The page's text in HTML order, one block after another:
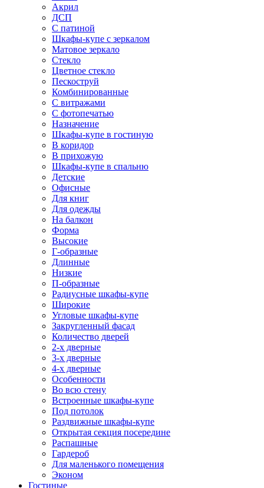
Акрил
ДСП
С патиной
Шкафы-купе с зеркалом
Матовое зеркало
Стекло
Цветное стекло
Пескоструй
Комбинированные
С витражами
С фотопечатью
Назначение
Шкафы-купе в гостиную
В коридор
В прихожую
Шкафы-купе в спальню
Детские
Офисные
Для книг
Для одежды
На балкон
Форма
Высокие
Г-образные
Длинные
Низкие
П-образные
Радиусные шкафы-купе
Широкие
Угловые шкафы-купе
Закругленный фасад
Количество дверей
2-х дверные
3-х дверные
4-х дверные
Особенности
Во всю стену
Встроенные шкафы-купе
Под потолок
Раздвижные шкафы-купе
Открытая секция посередине
Распашные
Гардероб
Для маленького помещения
Эконом
Гостиные